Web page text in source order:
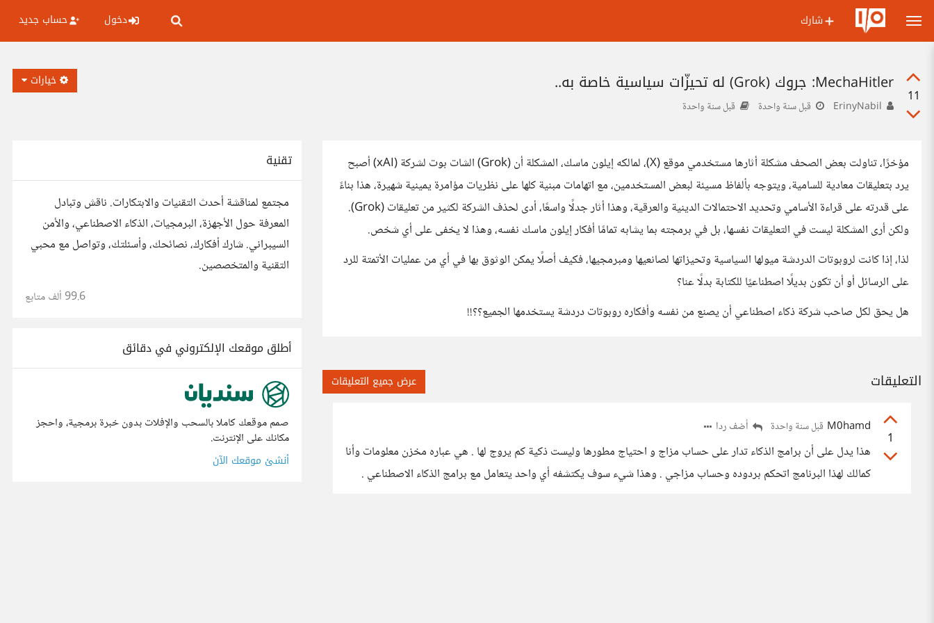
شارك دخول حساب جديد
11
MechaHitler: جروك (Grok) له تحيزّات سياسية خاصة به..
قبل سنة واحدة قبل سنة واحدة
خيارات
مؤخرًا، تناولت بعض الصحف مشكلة أثارها مستخدمي موقع (X)، لمالكه إيلون ماسك، المشكلة أن (Grok) الشات بوت لشركة (xAI) أصبح
يرد بتعليقات معادية للسامية، ويتوجه بألفاظ مسيئة لبعض المستخدمين، مع اتهامات مبنية كلها على نظريات مؤامرة يمينية شهيرة، هذا بناءً
على قدرته على قراءة الأسامي وتحديد الاحتمالات الدينية والعرقية، وهذا أثار جدلًا واسعًا، أدى لحذف الشركة لكثير من تعليقات (Grok).
ولكن أرى المشكلة ليست في التعليقات نفسها، بل في برمجته بما يشابه تمامًا أفكار إيلون ماسك نفسه، وهذا لا يخفى على أي شخص.
لذا، إذا كانت لروبوتات الدردشة ميولها السياسية وتحيزاتها لصانعيها ومبرمجيها، فكيف أصلًا يمكن الوثوق بها في أي من عمليات الأتمتة للرد
على الرسائل أو أن تكون بديلًا اصطناعيًا للكتابة بدلًا عنا؟
هل يحق لكل صاحب شركة ذكاء اصطناعي أن يصنع من نفسه وأفكاره روبوتات دردشة يستخدمها الجميع؟؟!!
التعليقات عرض جميع التعليقات
1
M0hamd قبل سنة واحدة أضف ردا
هذا يدل على أن برامج الذكاء تدار على حساب مزاج و احتياج مطورها وليست ذكية كم يروج لها . هي عباره مخزن معلومات وأنا
كمالك لهذا البرنامج اتحكم بردوده وحساب مزاجي . وهذا شيء سوف يكتشفه أي واحد يتعامل مع برامج الذكاء الاصطناعي .
تقنية
مجتمع لمناقشة أحدث التقنيات والابتكارات. ناقش وتبادل
المعرفة حول الأجهزة، البرمجيات، الذكاء الاصطناعي، والأمن
السيبراني. شارك أفكارك، نصائحك، وأسئلتك، وتواصل مع محبي
التقنية والمتخصصين.
99.6 ألف متابع
أطلق موقعك الإلكتروني في دقائق
صمم موقعك كاملا بالسحب والإفلات بدون خبرة برمجية، واحجز
مكانك على الإنترنت.
أنشئ موقعك الآن